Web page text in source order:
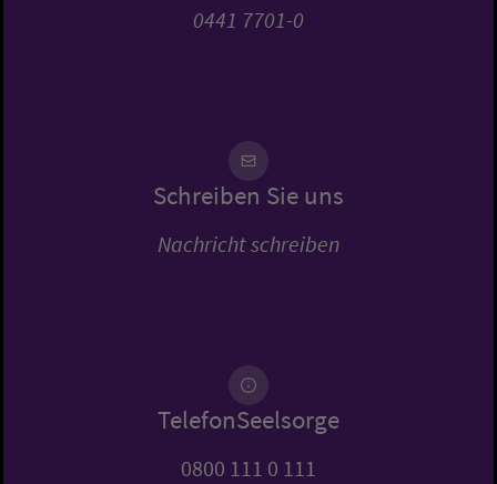
0441 7701-0
Schreiben Sie uns
Nachricht schreiben
TelefonSeelsorge
0800 111 0 111